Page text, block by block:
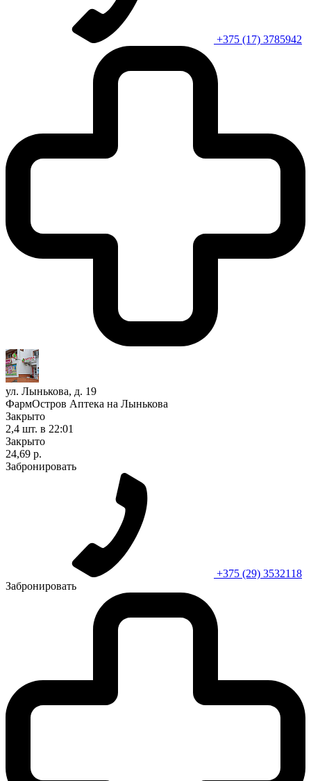
+375 (17) 3785942
ул. Лынькова, д. 19
ФармОстров Аптека на Лынькова
Закрыто
2,4 шт. в 22:01
Закрыто
24,69 р.
Забронировать
+375 (29) 3532118
Забронировать